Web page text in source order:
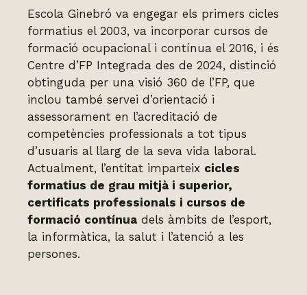
Escola Ginebró va engegar els primers cicles
formatius el 2003, va incorporar cursos de
formació ocupacional i contínua el 2016, i és
Centre d’FP Integrada des de 2024, distinció
obtinguda per una visió 360 de l’FP, que
inclou també servei d’orientació i
assessorament en l’acreditació de
competències professionals a tot tipus
d’usuaris al llarg de la seva vida laboral.
Actualment, l’entitat imparteix cicles
formatius de grau mitjà i superior,
certificats professionals i cursos de
formació contínua dels àmbits de l’esport,
la informàtica, la salut i l’atenció a les
persones.